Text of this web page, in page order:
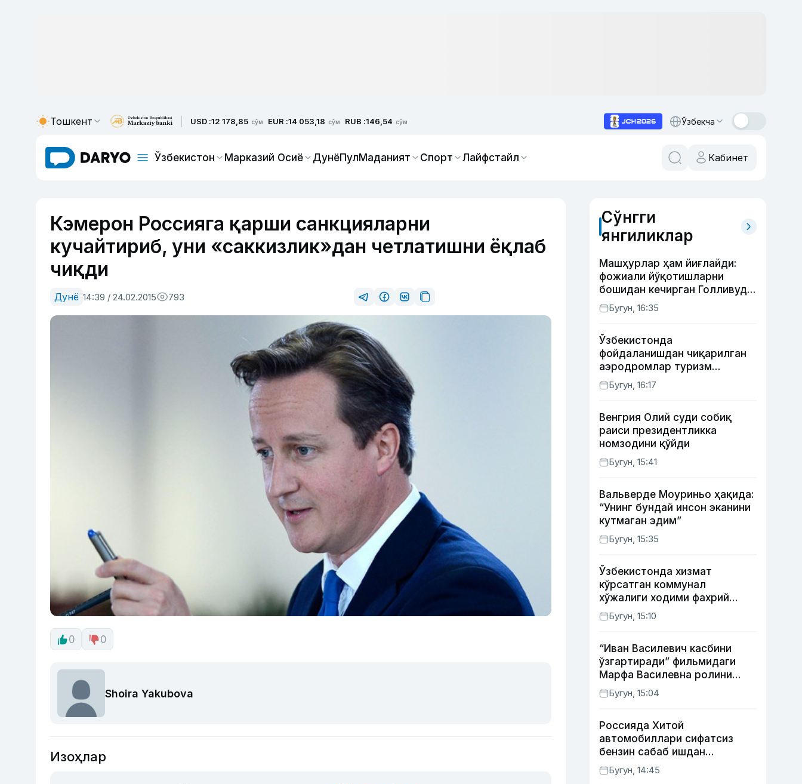
Тошкент USD :12 178,85 сўм EUR :14 053,18 сўм RUB :146,54 сўм Ўзбекча
Ўзбекистон Марказий Осиё ДунёПулМаданият Спорт Лайфстайл Кабинет
Кэмерон Россияга қарши санкцияларни
кучайтириб, уни «саккизлик»дан четлатишни ёқлаб
чиқди
Дунё 14:39 / 24.02.2015 793
0 0
Shoira Yakubova
Изоҳлар
Сўнгги
янгиликлар
Машҳурлар ҳам йиғлайди:
фожиали йўқотишларни
бошидан кечирган Голливуд
юлдузлари
Бугун, 16:35
Ўзбекистонда
фойдаланишдан чиқарилган
аэродромлар туризм
мақсадида ижарага
берилиши мумкин
Бугун, 16:17
Венгрия Олий суди собиқ
раиси президентликка
номзодини қўйди
Бугун, 15:41
Вальверде Моуриньо ҳақида:
“Унинг бундай инсон эканини
кутмаган эдим”
Бугун, 15:35
Ўзбекистонда хизмат
кўрсатган коммунал
хўжалиги ходими фахрий
унвони таъсис этилиши
мумкин
Бугун, 15:10
“Иван Василевич касбини
ўзгартиради” фильмидаги
Марфа Василевна ролини
ижро этган актрисанинг
тақдири қандай кечди?
Бугун, 15:04
Россияда Хитой
автомобиллари сифатсиз
бензин сабаб ишдан
чиқмоқда
Бугун, 14:45